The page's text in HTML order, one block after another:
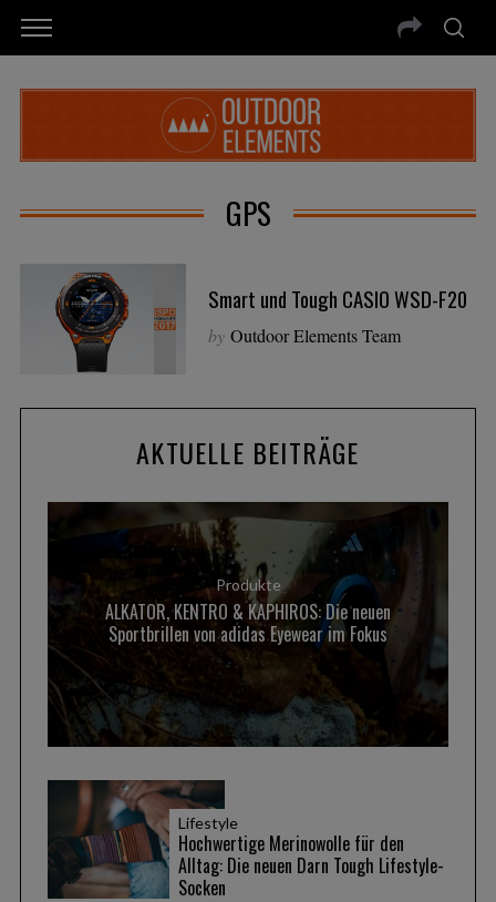
GPS
Smart und Tough CASIO WSD-F20
by Outdoor Elements Team
AKTUELLE BEITRÄGE
Produkte
ALKATOR, KENTRO & KAPHIROS: Die neuen
Sportbrillen von adidas Eyewear im Fokus
Lifestyle
Hochwertige Merinowolle für den
Alltag: Die neuen Darn Tough Lifestyle-
Socken